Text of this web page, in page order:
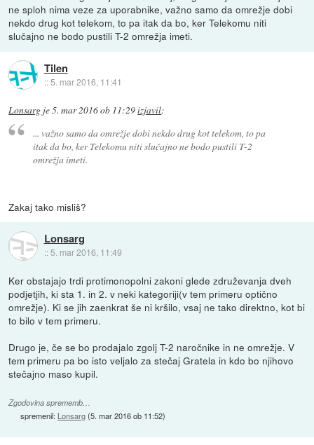
ne sploh nima veze za uporabnike, važno samo da omrežje dobi
nekdo drug kot telekom, to pa itak da bo, ker Telekomu niti
slučajno ne bodo pustili T-2 omrežja imeti.
Tilen
::5. mar 2016, 11:41
Lonsarg je5. mar 2016 ob 11:29izjavil:
... važno samo da omrežje dobi nekdo drug kot telekom, to pa
itak da bo, ker Telekomu niti slučajno ne bodo pustili T-2
omrežja imeti.
Zakaj tako misliš?
Lonsarg
:: 5. mar 2016, 11:49
Ker obstajajo trdi protimonopolni zakoni glede združevanja dveh
podjetjih, ki sta 1. in 2. v neki kategoriji(v tem primeru optično
omrežje). Ki se jih zaenkrat še ni kršilo, vsaj ne tako direktno, kot bi
to bilo v tem primeru.
Drugo je, če se bo prodajalo zgolj T-2 naročnike in ne omrežje. V
tem primeru pa bo isto veljalo za stečaj Gratela in kdo bo njihovo
stečajno maso kupil.
Zgodovina sprememb…
spremenil: Lonsarg(5. mar 2016 ob 11:52)